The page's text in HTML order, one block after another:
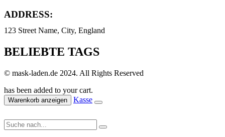
ADDRESS:
123 Street Name, City, England
BELIEBTE TAGS
© mask-laden.de 2024. All Rights Reserved
has been added to your cart.
Warenkorb anzeigen Kasse